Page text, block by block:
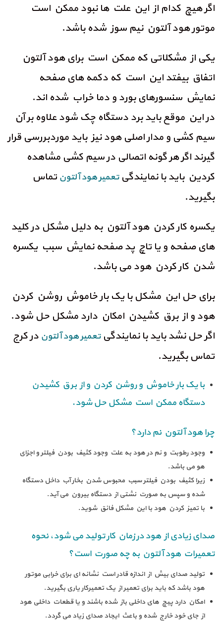
اگر هیچ کدام از این علت ها نبود ممکن است
موتور هود آلتون نیم سوز شده باشد.
یکی از مشکلاتی که ممکن است برای هود آلتون
اتفاق بیفتد این است که دکمه های صفحه
نمایش سنسورهای بورد و دما خراب شده اند.
در این موقع باید برد دستگاه چک شود علاوه بر آن
سیم کشی و مدار اصلی هود نیز باید موردبررسی قرار
گیرند اگر هر گونه اتصالی در سیم کشی مشاهده
کردین باید با نمایندگیتعمیر هود آلتون تماس
بگیرید.
یکسره کار کردن هود آلتون به دلیل مشکل در کلید
های صفحه و یا تاچ پد صفحه نمایش سبب یکسره
شدن کار کردن هود می باشد.
برای حل این مشکل با یک بار خاموش روشن کردن
هود و از برق کشیدن امکان دارد مشکل حل شود.
اگر حل نشد باید با نمایندگیتعمیر هود آلتون در کرج
تماس بگیرید.
با یک بار خاموش و روشن کردن و از برق کشیدن
دستگاه ممکن است مشکل حل شود.
چرا هود آلتون نم دارد؟
وجود رطوبت و نم در هود به علت وجود کثیف بودن فیلتر و اجزای
هو می باشد.
زیرا کثیف بودن فیلتر سبب محبوس شدن بخار آب داخل دستگاه
شده و سپس به صورت نشتی از دستگاه بیرون می آید.
با تمیز کردن هود با این مشکل فائق شوید.
صدای زیادی از هود در زمان کار تولید می شود، نحوه
تعمیرات هود آلتون به چه صورت است؟
تولید صدای بیش از اندازه قادر است نشانه ای برای خرابی موتور
هود باشد که باید برای تعمیر از یک تعمیرکار یاری بگیرید.
امکان دارد پیچ های داخلی باز شده باشند و یا قطعات داخلی هود
از جای خود خارج شده و باعث ایجاد صدای زیاد می گردد.